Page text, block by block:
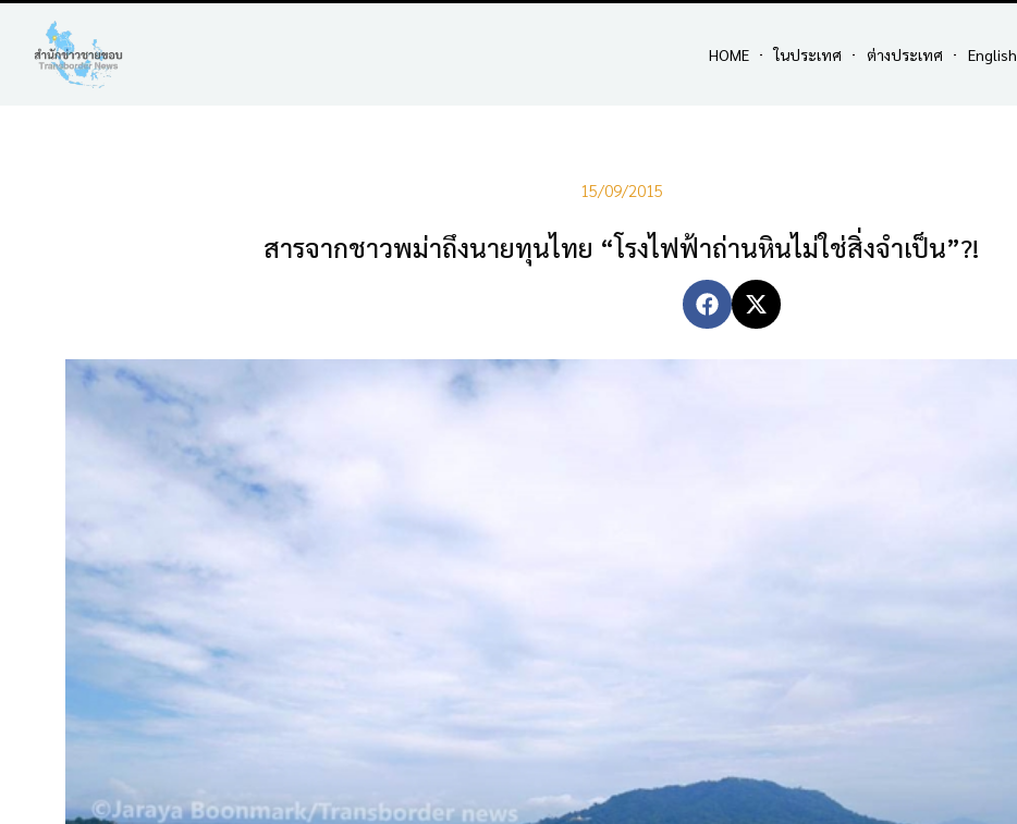
HOME ในประเทศ ต่างประเทศ English
15/09/2015
สารจากชาวพม่าถึงนายทุนไทย “โรงไฟฟ้าถ่านหินไม่ใช่สิ่งจำเป็น”?!